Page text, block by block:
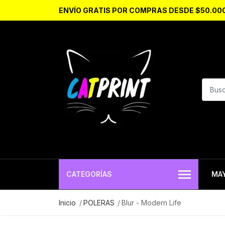
ENVÍO GRATIS POR COMPRAS DESDE
CATEGORÍAS
Inicio POLERAS Blur - Modern Life